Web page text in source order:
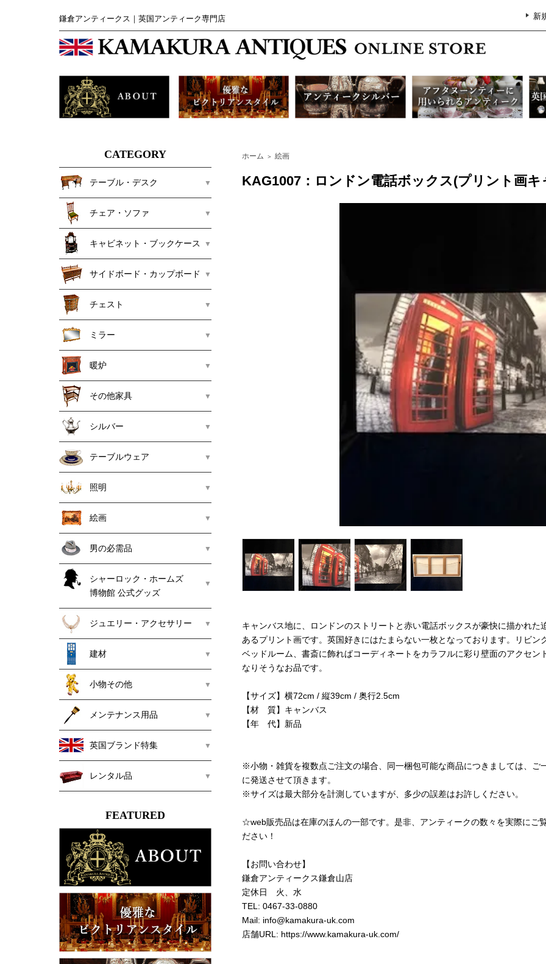
鎌倉アンティークス｜英国アンティーク専門店 新
CATEGORY
テーブル・デスク
チェア・ソファ
キャビネット・ブックケース
サイドボード・カップボード
チェスト
ミラー
暖炉
その他家具
シルバー
テーブルウェア
照明
絵画
男の必需品
シャーロック・ホームズ
博物館 公式グッズ
ジュエリー・アクセサリー
建材
小物その他
メンテナンス用品
英国ブランド特集
レンタル品
FEATURED
ホーム ＞ 絵画
KAG1007：ロンドン電話ボックス(プリント画キ
キャンバス地に、ロンドンのストリートと赤い電話ボックスが豪快に描かれた
あるプリント画です。英国好きにはたまらない一枚となっております。リビン
ベッドルーム、書斎に飾ればコーディネートをカラフルに彩り壁面のアクセン
なりそうなお品です。
【サイズ】横72cm / 縦39cm / 奥行2.5cm
【材 質】キャンバス
【年 代】新品
※小物・雑貨を複数点ご注文の場合、同一梱包可能な商品につきましては、ご
に発送させて頂きます。
※サイズは最大部分を計測していますが、多少の誤差はお許しください。
☆web販売品は在庫のほんの一部です。是非、アンティークの数々を実際にご
ださい！
【お問い合わせ】
鎌倉アンティークス鎌倉山店
定休日 火、水
TEL: 0467-33-0880
Mail: info@kamakura-uk.com
店舗URL: https://www.kamakura-uk.com/